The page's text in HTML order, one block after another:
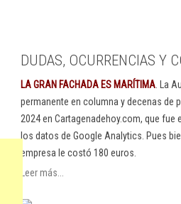
DUDAS, OCURRENCIAS Y
LA GRAN FACHADA ES MARÍTIMA . La
permanente en columna y decenas
2024 en Cartagenadehoy.com, que
los datos de Google Analytics. Pues
empresa le costó 180 euros.
Leer más...